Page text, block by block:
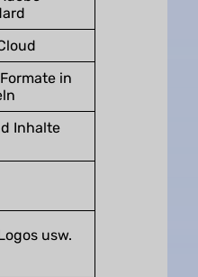
in
Inhalte
usw.